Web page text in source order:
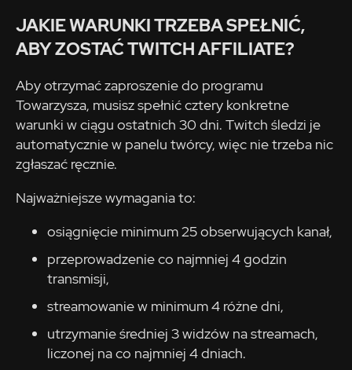
JAKIE WARUNKI TRZEBA SPEŁNIĆ,
ABY ZOSTAĆ TWITCH AFFILIATE?
Aby otrzymać zaproszenie do programu
Towarzysza, musisz spełnić cztery konkretne
warunki w ciągu ostatnich 30 dni. Twitch śledzi je
automatycznie w panelu twórcy, więc nie trzeba nic
zgłaszać ręcznie.
Najważniejsze wymagania to:
osiągnięcie minimum 25 obserwujących kanał,
przeprowadzenie co najmniej 4 godzin
transmisji,
streamowanie w minimum 4 różne dni,
utrzymanie średniej 3 widzów na streamach,
liczonej na co najmniej 4 dniach.